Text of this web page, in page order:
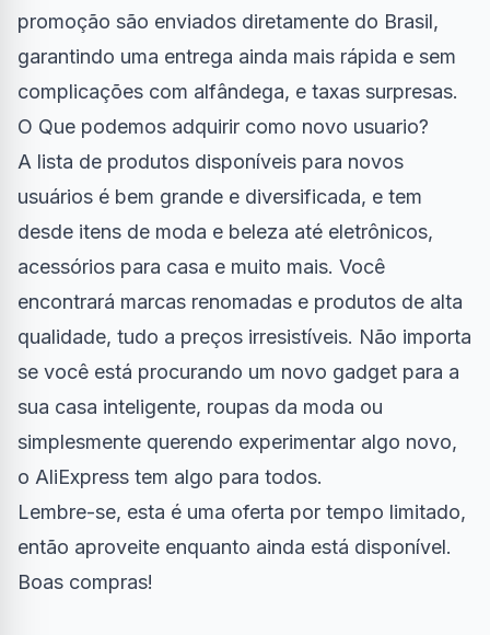
promoção são enviados diretamente do Brasil,
garantindo uma entrega ainda mais rápida e sem
complicações com alfândega, e taxas surpresas.
O Que podemos adquirir como novo usuario?
A lista de produtos disponíveis para novos
usuários é bem grande e diversificada, e tem
desde itens de moda e beleza até eletrônicos,
acessórios para casa e muito mais. Você
encontrará marcas renomadas e produtos de alta
qualidade, tudo a preços irresistíveis. Não importa
se você está procurando um novo gadget para a
sua casa inteligente, roupas da moda ou
simplesmente querendo experimentar algo novo,
o AliExpress tem algo para todos.
Lembre-se, esta é uma oferta por tempo limitado,
então aproveite enquanto ainda está disponível.
Boas compras!